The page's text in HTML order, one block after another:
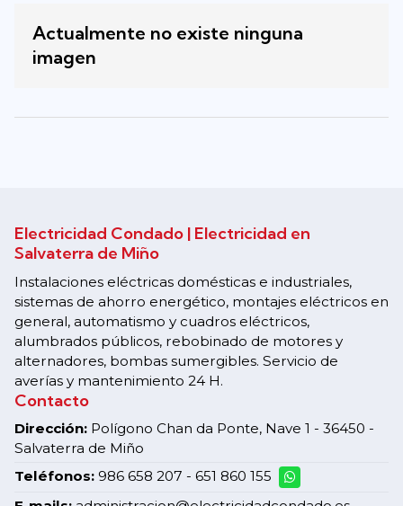
Actualmente no existe ninguna
imagen
Electricidad Condado | Electricidad en
Salvaterra de Miño
Instalaciones eléctricas domésticas e industriales,
sistemas de ahorro energético, montajes eléctricos en
general, automatismo y cuadros eléctricos,
alumbrados públicos, rebobinado de motores y
alternadores, bombas sumergibles. Servicio de
averías y mantenimiento 24 H.
Contacto
Dirección: Polígono Chan da Ponte, Nave 1 - 36450 -
Salvaterra de Miño
Teléfonos: 986 658 207 - 651 860 155